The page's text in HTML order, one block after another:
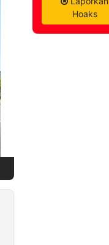
Hoaks